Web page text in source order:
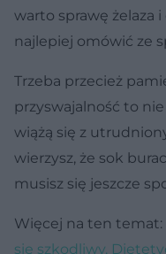
warto sprawę żelaza
najlepiej omówić ze
Trzeba przecież
przyswajalność to nie
wiążą się z
wierzysz, że sok
musisz się jeszcze
Więcej na ten temat:
się szkodliwy.